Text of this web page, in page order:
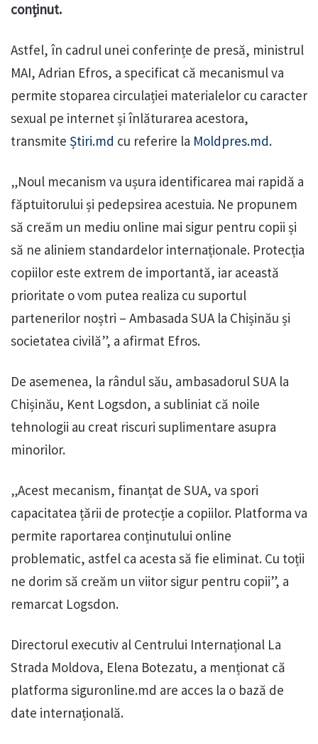
conținut.
Astfel, în cadrul unei conferințe de presă, ministrul
MAI, Adrian Efros, a specificat că mecanismul va
permite stoparea circulației materialelor cu caracter
sexual pe internet și înlăturarea acestora,
transmite Știri.md cu referire la Moldpres.md.
„Noul mecanism va ușura identificarea mai rapidă a
făptuitorului și pedepsirea acestuia. Ne propunem
să creăm un mediu online mai sigur pentru copii și
să ne aliniem standardelor internaționale. Protecția
copiilor este extrem de importantă, iar această
prioritate o vom putea realiza cu suportul
partenerilor noștri – Ambasada SUA la Chișinău și
societatea civilă”, a afirmat Efros.
De asemenea, la rândul său, ambasadorul SUA la
Chișinău, Kent Logsdon, a subliniat că noile
tehnologii au creat riscuri suplimentare asupra
minorilor.
„Acest mecanism, finanțat de SUA, va spori
capacitatea țării de protecție a copiilor. Platforma va
permite raportarea conținutului online
problematic, astfel ca acesta să fie eliminat. Cu toții
ne dorim să creăm un viitor sigur pentru copii”, a
remarcat Logsdon.
Directorul executiv al Centrului Internațional La
Strada Moldova, Elena Botezatu, a menționat că
platforma siguronline.md are acces la o bază de
date internațională.